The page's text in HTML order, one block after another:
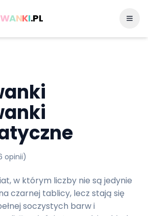
WANKI.PL
opinii)
w którym liczby nie są jedynie
czarnej tablicy, lecz stają się
soczystych barw i